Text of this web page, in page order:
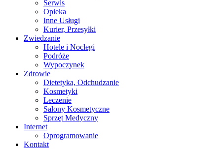
Serwis
Opieka
Inne Usługi
Kurier, Przesyłki
Zwiedzanie
Hotele i Noclegi
Podróże
Wypoczynek
Zdrowie
Dietetyka, Odchudzanie
Kosmetyki
Leczenie
Salony Kosmetyczne
Sprzęt Medyczny
Internet
Oprogramowanie
Kontakt